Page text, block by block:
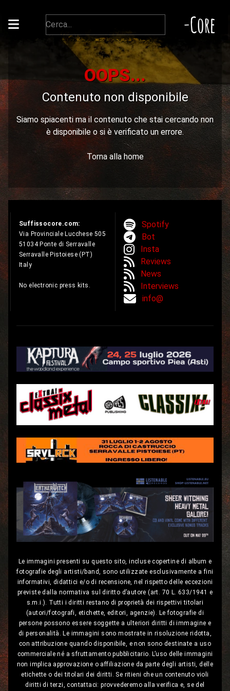
-Core
OOPS...
Contenuto non disponibile
Siamo spiacenti ma il contenuto che stai cercando non
è disponibile o si è verificato un errore.
Torna alla home
Suffissocore.com:
Via Provinciale Lucchese 505
51034 Ponte di Serravalle
Serravalle Pistoiese (PT)
Italy
No electronic press kits.
Spotify
Bot
Insta
Reviews
News
Interviews
info@
Le immagini presenti su questo sito, incluse copertine di album e
fotografie degli artisti/band, sono utilizzate esclusivamente a fini
informativi, didattici e/o di recensione, nel rispetto delle eccezioni
previste dalla normativa sul diritto d’autore (art. 70 L. 633/1941 e
s.m.i.). Tutti i diritti restano di proprietà dei rispettivi titolari
(autori/fotografi, etichette, editori, agenzie). Le fotografie di
persone possono essere soggette a ulteriori diritti di immagine e
di personalità. Le immagini sono mostrate in risoluzione ridotta,
con attribuzione quando disponibile, e non sono destinate a uso
commerciale né a sfruttamento pubblicitario. L’uso delle immagini
non implica approvazione o affiliazione da parte degli artisti, delle
etichette o dei titolari dei diritti. Se ritieni che un contenuto violi
diritti di terzi, contattaci: provvederemo alla verifica e, se del